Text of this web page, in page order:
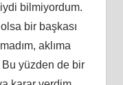
bilmiyordum.
bir başkası
aklıma
yüzden de bir